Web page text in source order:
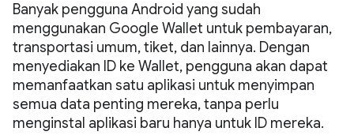
Banyak pengguna Android yang sudah
menggunakan Google Wallet untuk pembayaran,
transportasi umum, tiket, dan lainnya. Dengan
menyediakan ID ke Wallet, pengguna akan dapat
memanfaatkan satu aplikasi untuk menyimpan
semua data penting mereka, tanpa perlu
menginstal aplikasi baru hanya untuk ID mereka.